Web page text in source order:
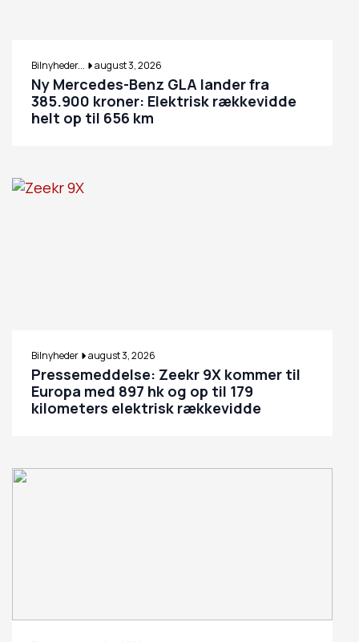
Bilnyheder... august 3, 2026
Ny Mercedes-Benz GLA lander fra
385.900 kroner: Elektrisk rækkevidde
helt op til 656 km
Bilnyheder august 3, 2026
Pressemeddelse: Zeekr 9X kommer til
Europa med 897 hk og op til 179
kilometers elektrisk rækkevidde